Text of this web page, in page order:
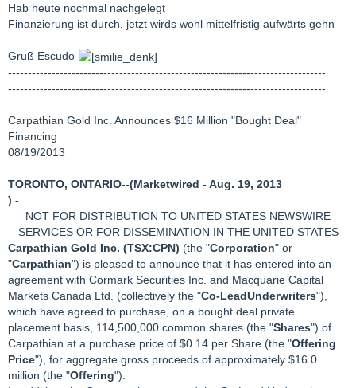
Hab heute nochmal nachgelegt
Finanzierung ist durch, jetzt wirds wohl mittelfristig aufwärts gehn
Gruß Escudo
--------------------------------------------------------------------------------
--------------------------------------------------------------------------------
Carpathian Gold Inc. Announces $16 Million "Bought Deal"
Financing
08/19/2013
TORONTO, ONTARIO--(Marketwired - Aug. 19, 2013
) -
NOT FOR DISTRIBUTION TO UNITED STATES NEWSWIRE
SERVICES OR FOR DISSEMINATION IN THE UNITED STATES
Carpathian Gold Inc. (TSX:CPN) (the "Corporation" or
"Carpathian") is pleased to announce that it has entered into an
agreement with Cormark Securities Inc. and Macquarie Capital
Markets Canada Ltd. (collectively the "Co-LeadUnderwriters"),
which have agreed to purchase, on a bought deal private
placement basis, 114,500,000 common shares (the "Shares") of
Carpathian at a purchase price of $0.14 per Share (the "Offering
Price"), for aggregate gross proceeds of approximately $16.0
million (the "Offering").